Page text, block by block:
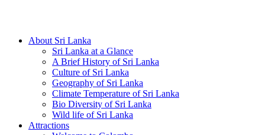
About Sri Lanka
Sri Lanka at a Glance
A Brief History of Sri Lanka
Culture of Sri Lanka
Geography of Sri Lanka
Climate Temperature of Sri Lanka
Bio Diversity of Sri Lanka
Wild life of Sri Lanka
Attractions